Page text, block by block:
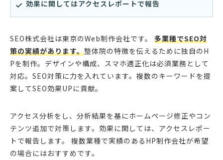
効果に関してはアクセスレポートで報告
SEO株式会社は東京のWeb制作会社です。 多業種でSEO対
策の実績があります。整体院の特徴を伝えるために独自のH
Pを制作。デザインや構成、スマホ適正化は必須業務として
対応。SEO対策に力を入れています。複数のキーワードを提
案してSEO効果UPに貢献。
アクセス分析をし、分析結果を基にホームページ修正やコン
テンツ追加で対策します。効果に関しては、アクセスレポー
トで報告します。 複数業種で実績のあるHP制作会社が希望
の場合にはおすすめです。